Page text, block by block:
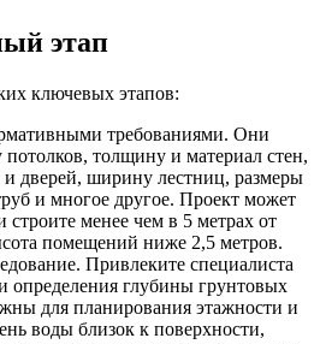
этап
ключевых этапов:
требованиями. Они
толщину и материал стен,
дверей, ширину лестниц, размеры
и многое другое. Проект может
строите менее чем в 5 метрах от
помещений ниже 2,5 метров.
Привлеките специалиста
определения глубины грунтовых
для планирования этажности и
воды близок к поверхности,